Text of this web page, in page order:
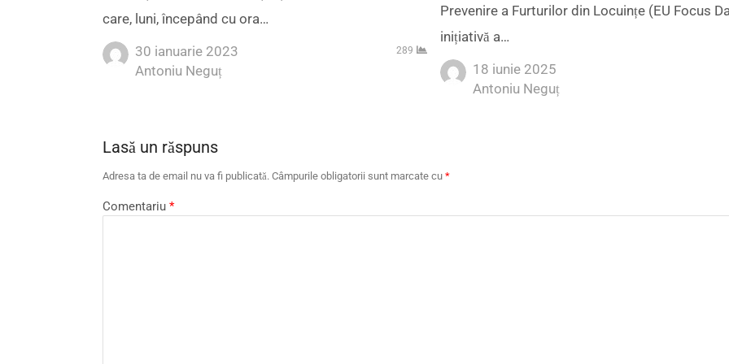
care, luni, începând cu ora…
30 ianuarie 2023
Author
Antoniu Neguț
289
Prevenire a Furturilor din Locuințe (EU Focus
inițiativă a…
18 iunie 2025
Author
Antoniu Neguț
Lasă un răspuns
Adresa ta de email nu va fi publicată. Câmpurile obligatorii sunt marcate cu *
Comentariu *